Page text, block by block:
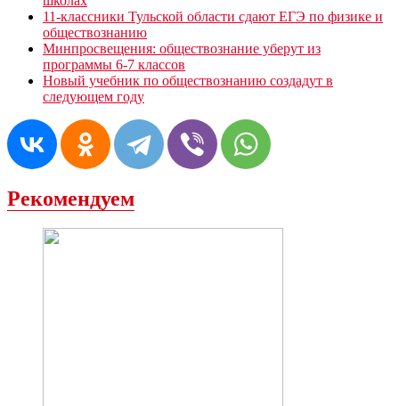
11-классники Тульской области сдают ЕГЭ по физике и
обществознанию
Минпросвещения: обществознание уберут из
программы 6-7 классов
Новый учебник по обществознанию создадут в
следующем году
Рекомендуем